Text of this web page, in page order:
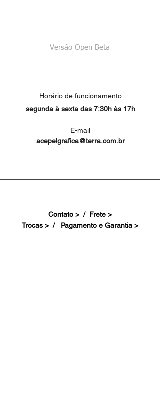
Versão Open Beta
Horário de funcionamento
segunda à sexta das 7:30h às 17h
E-mail
acepelgrafica@terra.com.br
Contato > / Frete >
Trocas > / Pagamento e Garantia >